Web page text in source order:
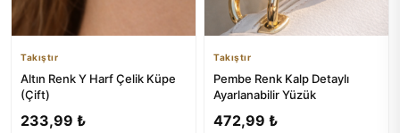
Takıştır
Altın Renk Y Harf Çelik Küpe
(Çift)
233,99 ₺
Takıştır
Pembe Renk Kalp Detaylı
Ayarlanabilir Yüzük
472,99 ₺